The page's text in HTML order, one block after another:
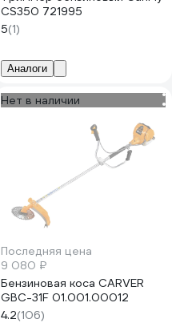
CS350 721995
5(1)
Аналоги
Нет в наличии
Последняя цена
9 080 ₽
Бензиновая коса CARVER
GBC-31F 01.001.00012
4.2(106)